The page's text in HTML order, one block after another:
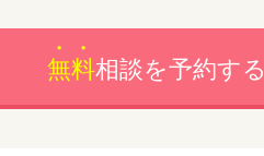
無料相談を予約する